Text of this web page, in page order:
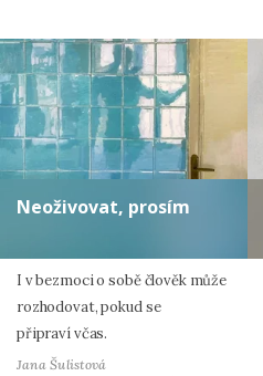
Neoživovat, prosím
I v bezmoci o sobě člověk může
rozhodovat, pokud se
připraví včas.
Jana Šulistová